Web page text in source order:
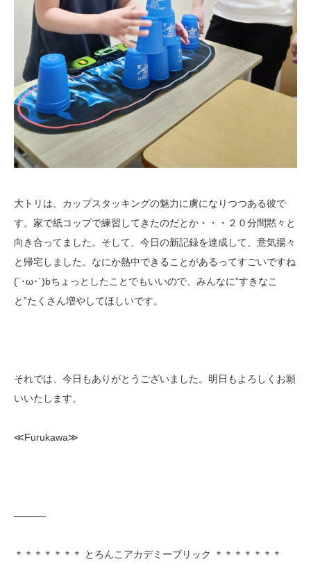
大トリは、カップスタッキングの魅力に虜になりつつある彼で
す。家で紙コップで練習してきたのだとか・・・２０分間黙々と
向き合ってました。そして、今日の新記録を達成して、意気揚々
と帰宅しました。なにか熱中できることがあるってすごいですね
(`･ω･´)bちょっとしたことでもいいので、みんなに”すきなこ
と”たくさん増やしてほしいです。
それでは、今日もありがとうございました。明日もよろしくお願
いいたします。
≪Furukawa≫
———-
＊＊＊＊＊＊＊ とろんこアカデミーブリック ＊＊＊＊＊＊＊